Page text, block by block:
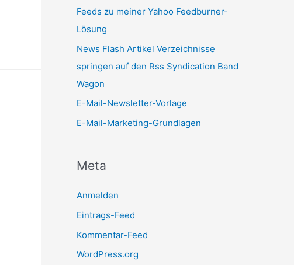
Feeds zu meiner Yahoo Feedburner-
Lösung
News Flash Artikel Verzeichnisse
springen auf den Rss Syndication Band
Wagon
E-Mail-Newsletter-Vorlage
E-Mail-Marketing-Grundlagen
Meta
Anmelden
Eintrags-Feed
Kommentar-Feed
WordPress.org